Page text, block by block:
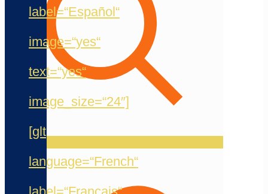
label=“Español“
image=“yes“
text=“yes“
image_size=“24″]
[glt
language=“French“